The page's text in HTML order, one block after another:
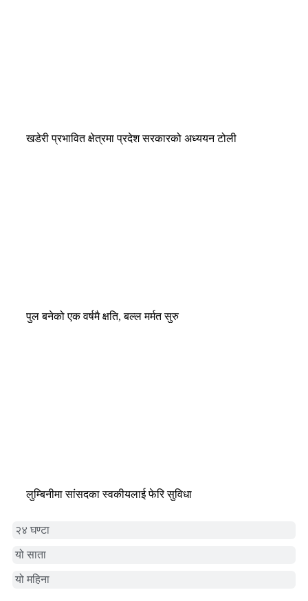
२४ घण्टा
यो साता
यो महिना
खडेरी प्रभावित क्षेत्रमा प्रदेश सरकारको अध्ययन टोली
पुल बनेको एक वर्षमै क्षति, बल्ल मर्मत सुरु
लुम्बिनीमा सांसदका स्वकीयलाई फेरि सुविधा